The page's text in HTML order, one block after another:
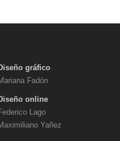
gráfico
Fadón
online
Lago
Yañez